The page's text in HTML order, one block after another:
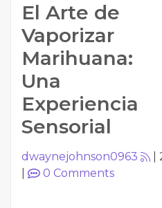
El Arte de
Vaporizar
Marihuana:
Una
Experiencia
Sensorial
dwaynejohnson0963
0 Comments